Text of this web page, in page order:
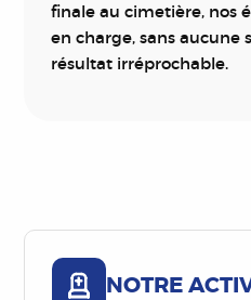
finale au cimetière, nos
en charge, sans aucune
résultat irréprochable.
NOTRE